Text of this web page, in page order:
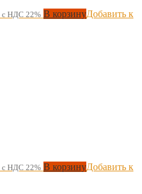
с НДС 22% В корзинуДобавить к
с НДС 22% В корзинуДобавить к